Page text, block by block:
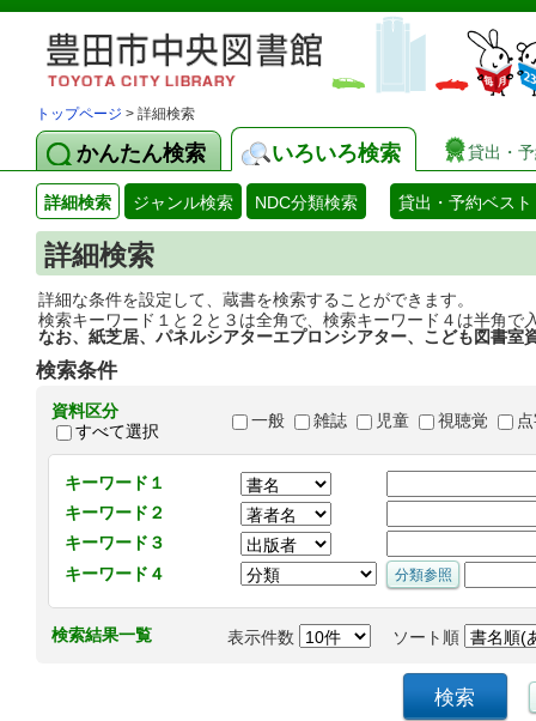
トップページ > 詳細検索
かんたん検索 いろいろ検索 貸出・
詳細検索 ジャンル検索 NDC分類検索 貸出・予約ベスト
詳細検索
詳細な条件を設定して、蔵書を検索することができます。
検索キーワード１と２と３は全角で、検索キーワード４は半角で
なお、紙芝居、パネルシアターエプロンシアター、こども図書室
検索条件
資料区分
すべて選択
一般 雑誌 児童 視聴覚
キーワード１
キーワード２
キーワード３
キーワード４
検索結果一覧 表示件数 ソート順